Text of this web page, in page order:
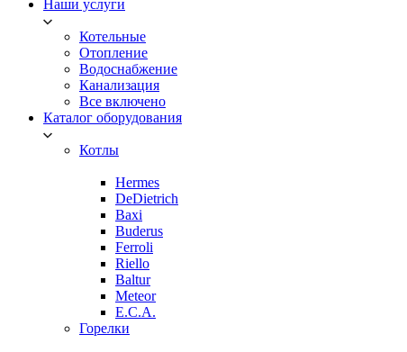
Наши услуги
Котельные
Отопление
Водоснабжение
Канализация
Все включено
Каталог оборудования
Котлы
Hermes
DeDietrich
Baxi
Buderus
Ferroli
Riello
Baltur
Meteor
E.C.A.
Горелки